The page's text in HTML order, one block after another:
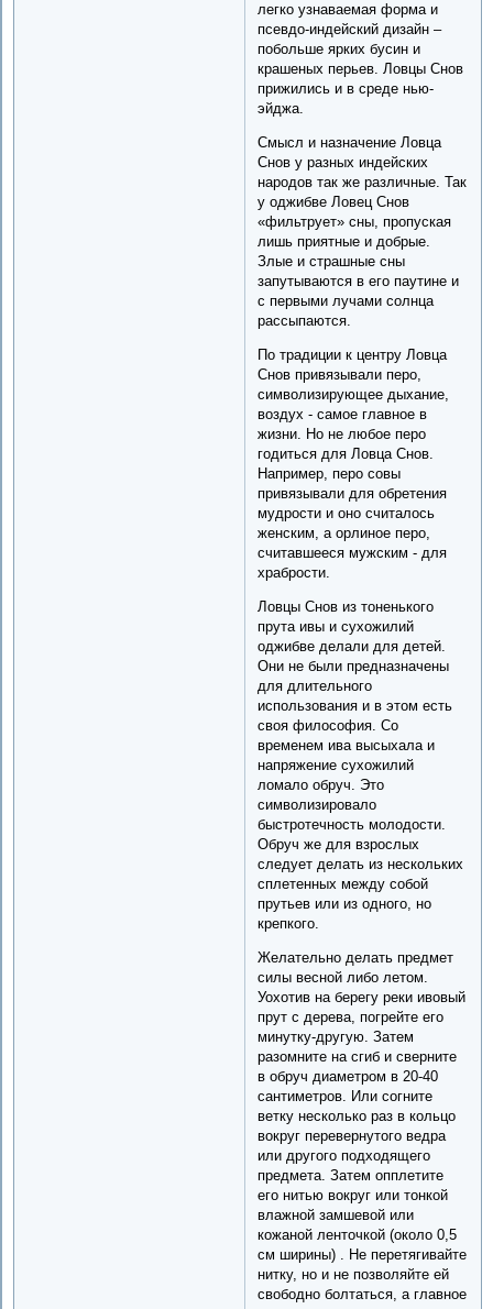
легко узнаваемая форма и
псевдо-индейский дизайн –
побольше ярких бусин и
крашеных перьев. Ловцы Снов
прижились и в среде нью-
эйджа.
Смысл и назначение Ловца
Снов у разных индейских
народов так же различные. Так
у оджибве Ловец Снов
«фильтрует» сны, пропуская
лишь приятные и добрые.
Злые и страшные сны
запутываются в его паутине и
с первыми лучами солнца
рассыпаются.
По традиции к центру Ловца
Снов привязывали перо,
символизирующее дыхание,
воздух - самое главное в
жизни. Но не любое перо
годиться для Ловца Снов.
Например, перо совы
привязывали для обретения
мудрости и оно считалось
женским, а орлиное перо,
считавшееся мужским - для
храбрости.
Ловцы Снов из тоненького
прута ивы и сухожилий
оджибве делали для детей.
Они не были предназначены
для длительного
использования и в этом есть
своя философия. Со
временем ива высыхала и
напряжение сухожилий
ломало обруч. Это
символизировало
быстротечность молодости.
Обруч же для взрослых
следует делать из нескольких
сплетенных между собой
прутьев или из одного, но
крепкого.
Желательно делать предмет
силы весной либо летом.
Уохотив на берегу реки ивовый
прут с дерева, погрейте его
минутку-другую. Затем
разомните на сгиб и сверните
в обруч диаметром в 20-40
сантиметров. Или согните
ветку несколько раз в кольцо
вокруг перевернутого ведра
или другого подходящего
предмета. Затем опплетите
его нитью вокруг или тонкой
влажной замшевой или
кожаной ленточкой (около 0,5
см ширины) . Не перетягивайте
нитку, но и не позволяйте ей
свободно болтаться, а главное